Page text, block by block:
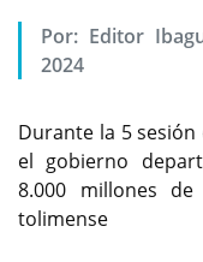
Por: Editor
2024
Durante la 5
el gobierno
8.000 millones
tolimense